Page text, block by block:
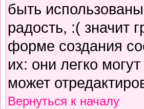
быть
радость, :( значит
форме создания
их: они легко
может
Вернуться к началу